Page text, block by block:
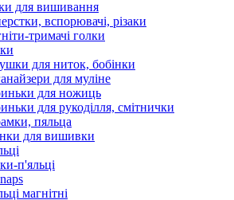
для вишивання
вспорювачі, різаки
тримачі голки
для ниток, бобінки
для муліне
для ножиць
для рукоділля, смітнички
пяльца
для вишивки
п'яльці
магнітні